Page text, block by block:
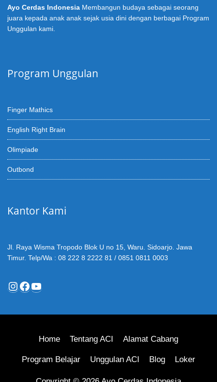
Ayo Cerdas Indonesia Membangun budaya sebagai seorang
juara kepada anak anak sejak usia dini dengan berbagai Program
Unggulan kami.
Program Unggulan
Finger Mathics
English Right Brain
Olimpiade
Outbond
Kantor Kami
Jl. Raya Wisma Tropodo Blok U no 15, Waru. Sidoarjo. Jawa
Timur. Telp/Wa : 08 222 8 2222 81 / 0851 0811 0003
Instagram
Facebook
YouTube
Home Tentang ACI Alamat Cabang
Program Belajar Unggulan ACI Blog Loker